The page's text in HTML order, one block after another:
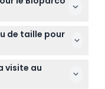
mars et du 26
il est ouvert de
jusqu'à
— veuillez
billets pour le
sur ce site,
et à l'heure
de taille pour
cm entrent
de 11 ans et
visite au